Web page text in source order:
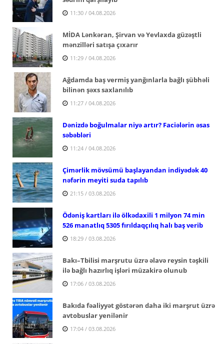
11:30 / 04.08.2026
MİDA Lənkəran, Şirvan və Yevlaxda güzəştli
mənzilləri satışa çıxarır
11:29 / 04.08.2026
Ağdamda baş vermiş yanğınlarla bağlı şübhəli
bilinən şəxs saxlanılıb
11:27 / 04.08.2026
Dənizdə boğulmalar niyə artır? Faciələrin əsas
səbəbləri
11:24 / 04.08.2026
Çimərlik mövsümü başlayandan indiyədək 40
nəfərin meyiti suda tapılıb
21:15 / 03.08.2026
Ödəniş kartları ilə ölkədaxili 1 milyon 74 min
526 manatlıq 5305 fırıldaqçılıq halı baş verib
18:29 / 03.08.2026
Bakı–Tbilisi marşrutu üzrə əlavə reysin təşkili
ilə bağlı hazırlıq işləri müzakirə olunub
17:06 / 03.08.2026
Bakıda fəaliyyət göstərən daha iki marşrut üzrə
avtobuslar yenilənir
17:04 / 03.08.2026